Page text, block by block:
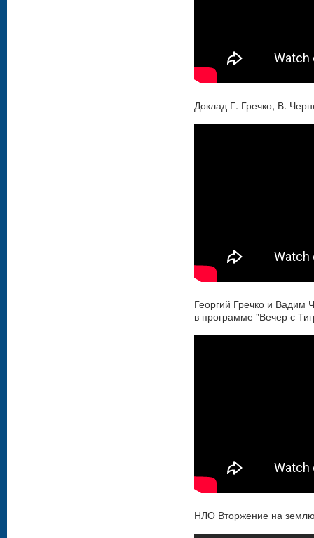
Доклад Г. Гречко, В.
Георгий Гречко и Вадим
в программе "Вечер с
НЛО Вторжение на